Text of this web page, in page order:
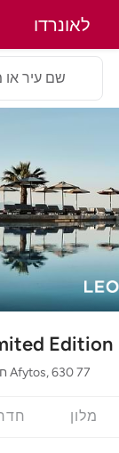
לאונרדו
Edition
Afytos, 630 77 חלקידיקי
שם עיר או
מלון